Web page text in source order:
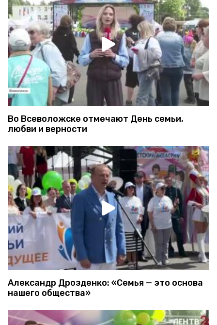
Во Всеволожске отмечают День семьи,
любви и верности
Александр Дрозденко: «Семья — это основа
нашего общества»